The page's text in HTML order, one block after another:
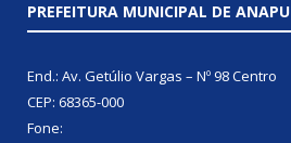
PREFEITURA MUNICIPAL DE ANAPU
End.: Av. Getúlio Vargas – Nº 98 Centro
CEP: 68365-000
Fone: